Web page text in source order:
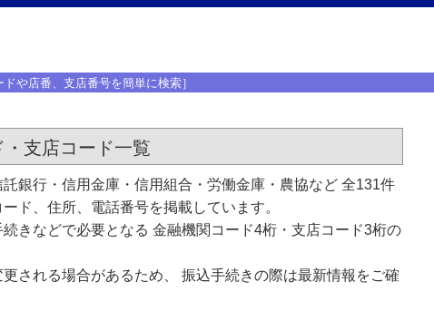
や店番、支店番号を簡単に検索］
支店コード一覧
銀行・信用金庫・信用組合・労働金庫・農協など 全131件
ド、住所、電話番号を掲載しています。
きなどで必要となる 金融機関コード4桁・支店コード3桁の
される場合があるため、 振込手続きの際は最新情報をご確